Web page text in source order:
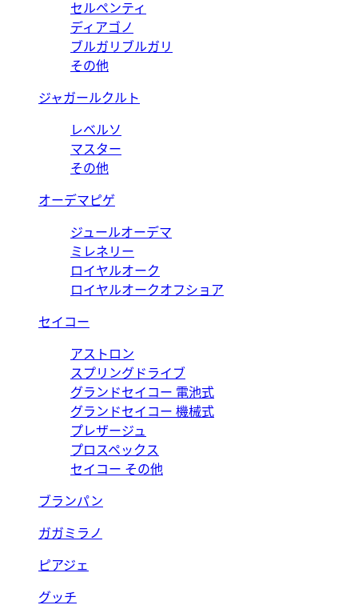
セルペンティ
ディアゴノ
ブルガリブルガリ
その他
ジャガールクルト
レベルソ
マスター
その他
オーデマピゲ
ジュールオーデマ
ミレネリー
ロイヤルオーク
ロイヤルオークオフショア
セイコー
アストロン
スプリングドライブ
グランドセイコー 電池式
グランドセイコー 機械式
プレザージュ
プロスペックス
セイコー その他
ブランパン
ガガミラノ
ピアジェ
グッチ